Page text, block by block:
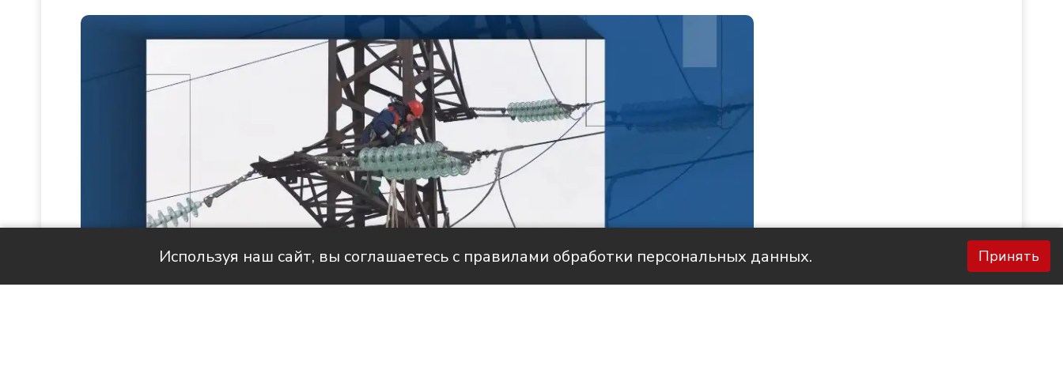
Используя наш сайт, вы соглашаетесь с правилами обработки персональных данных. Принять